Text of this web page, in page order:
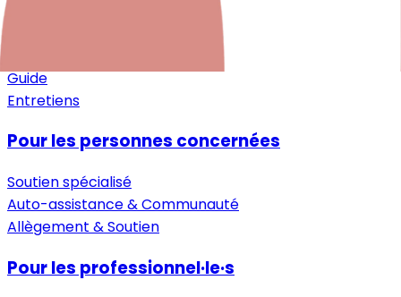
Guide
Entretiens
Pour les personnes concernées
Soutien spécialisé
Auto-assistance & Communauté
Allègement & Soutien
Pour les professionnel·le·s